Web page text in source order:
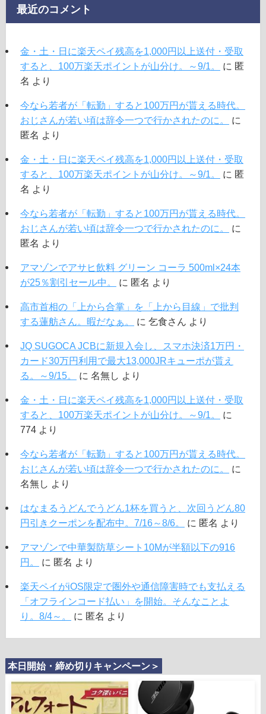
最近のコメント
金・土・日に楽天ペイ残高を1,000円以上送付・受取
すると、100万楽天ポイントが山分け。～9/1。
に 匿
名 より
今なら若者が「転勤」すると100万円が貰える時代。
おじさんが若い頃は辞令一つで行かされたのに。
に
匿名 より
金・土・日に楽天ペイ残高を1,000円以上送付・受取
すると、100万楽天ポイントが山分け。～9/1。
に 匿
名 より
今なら若者が「転勤」すると100万円が貰える時代。
おじさんが若い頃は辞令一つで行かされたのに。
に
匿名 より
アマゾンでアサヒ飲料 グリーン コーラ 500ml×24本
が25％割引セール中。
に 匿名 より
高市首相の「上から合掌」を「上から目線」で批判
する蓮舫さん。暇だなぁ。
に 乞食さん より
JQ SUGOCA JCBに新規入会し、スマホ決済1万円・
カード30万円利用で最大13,000JRキューポが貰え
る。～9/15。
に 名無し より
金・土・日に楽天ペイ残高を1,000円以上送付・受取
すると、100万楽天ポイントが山分け。～9/1。
に
774より
今なら若者が「転勤」すると100万円が貰える時代。
おじさんが若い頃は辞令一つで行かされたのに。
に
名無し より
はなまるうどんでうどん1杯を買うと、次回うどん80
円引きクーポンを配布中。7/16～8/6。
に 匿名 より
アマゾンで中華製防草シート10Mが半額以下の916
円。
に 匿名 より
楽天ペイがiOS限定で圏外や通信障害時でも支払える
「オフラインコード払い」を開始。そんなことよ
り。8/4～。
に 匿名 より
本日開始・締め切りキャンペーン＞